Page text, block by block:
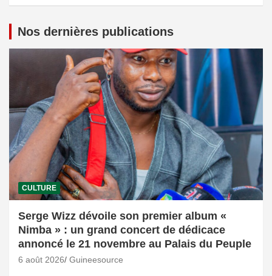
Nos dernières publications
CULTURE
Serge Wizz dévoile son premier album «
Nimba » : un grand concert de dédicace
annoncé le 21 novembre au Palais du Peuple
6 août 2026 Guineesource